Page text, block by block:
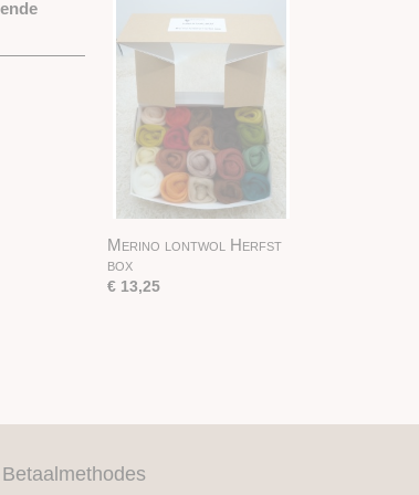
Merino lontwol Herfst
box
€ 13,25
Betaalmethodes